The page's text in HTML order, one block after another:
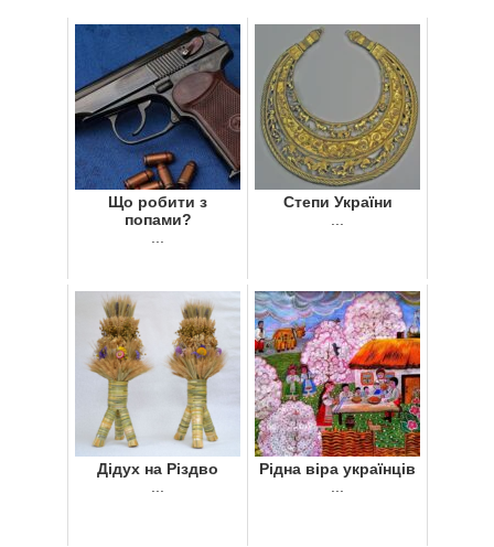
Що робити з
попами?
Cтепи України
Дідух на Різдво
Рідна віра українців